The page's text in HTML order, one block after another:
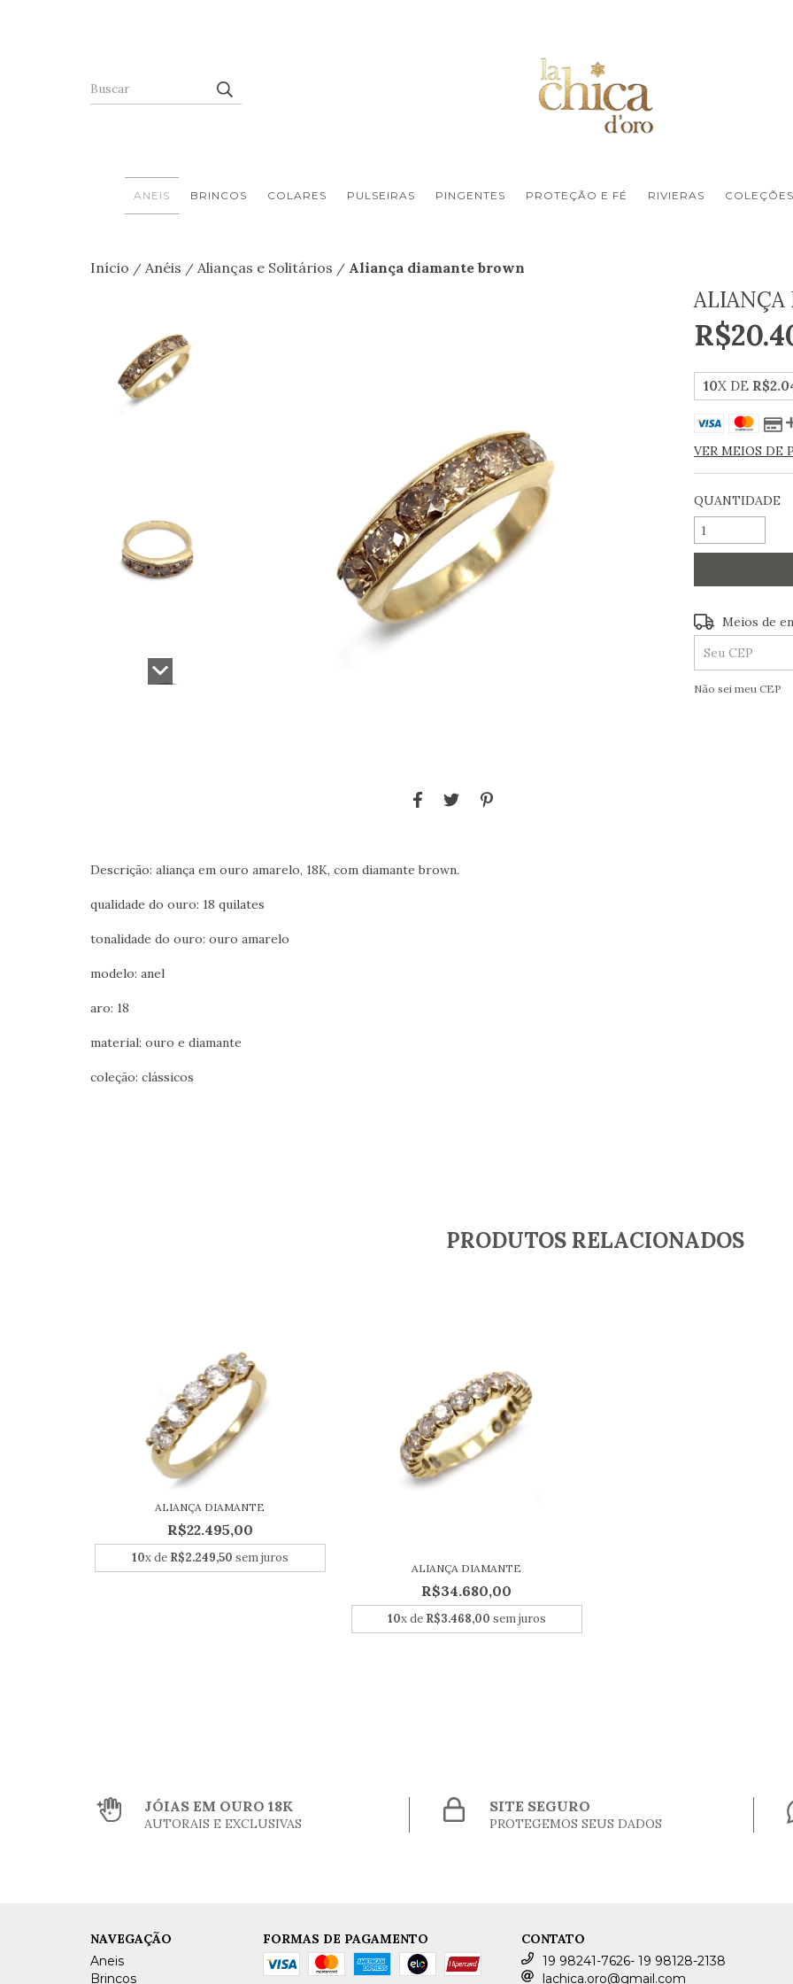
ANEIS BRINCOS COLARES PULSEIRAS PINGENTES PROTEÇÃO E FÉ RIVIERAS COLEÇÕES
Início / Anéis / Alianças e Solitários / Aliança diamante brown
Descrição: aliança em ouro amarelo, 18K, com diamante brown.
qualidade do ouro: 18 quilates
tonalidade do ouro: ouro amarelo
modelo: anel
aro: 18
material: ouro e diamante
coleção: clássicos
ALIANÇA
10X DE
VER MEIOS DE
QUANTIDADE
Entregas
Meios de
Não sei meu CEP
PRODUTOS RELACIONADOS
ALIANÇA DIAMANTE
R$22.495,00
10x de R$2.249,50 sem juros
ALIANÇA DIAMANTE
R$34.680,00
10x de R$3.468,00 sem juros
JÓIAS EM OURO 18K
AUTORAIS E EXCLUSIVAS
SITE SEGURO
PROTEGEMOS SEUS DADOS
NAVEGAÇÃO
Aneis
Brincos
FORMAS DE PAGAMENTO
CONTATO
19 98241-7626- 19 98128-2138
lachica.oro@gmail.com